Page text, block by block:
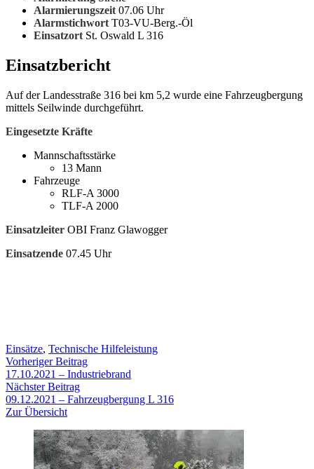
Alarmierungszeit 07.06 Uhr
Alarmstichwort T03-VU-Berg.-Öl
Einsatzort St. Oswald L 316
Einsatzbericht
Auf der Landesstraße 316 bei km 5,2 wurde eine Fahrzeugbergung
mittels Seilwinde durchgeführt.
Eingesetzte Kräfte
Mannschaftsstärke
13 Mann
Fahrzeuge
RLF-A 3000
TLF-A 2000
Einsatzleiter OBI Franz Glawogger
Einsatzende 07.45 Uhr
Einsätze, Technische Hilfeleistung
Beitragsnavigation
Vorheriger BeitragVorheriger
Beitrag:
17.10.2021 – Industriebrand
Nächster BeitragNächster
Beitrag:
09.12.2021 – Fahrzeugbergung L 316
Zur Übersicht